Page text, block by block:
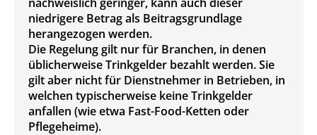
niedrigere Betrag als Beitragsgrundlage
herangezogen werden.
Die Regelung gilt nur für Branchen, in denen
üblicherweise Trinkgelder bezahlt werden. Sie
gilt aber nicht für Dienstnehmer in Betrieben, in
welchen typischerweise keine Trinkgelder
anfallen (wie etwa Fast-Food-Ketten oder
Pflegeheime).